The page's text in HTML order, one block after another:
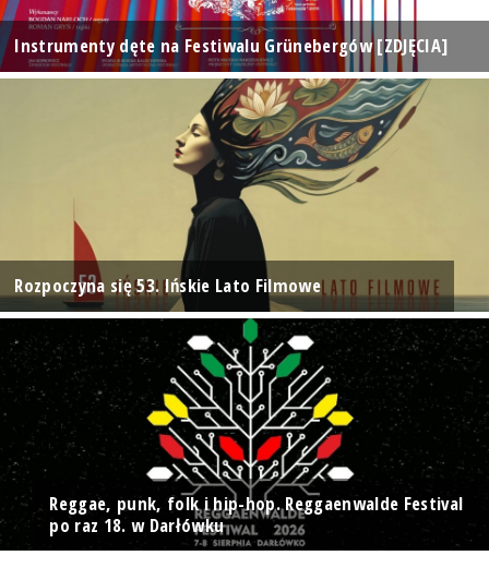
Instrumenty dęte na Festiwalu Grünebergów [ZDJĘCIA]
Rozpoczyna się 53. Ińskie Lato Filmowe
Reggae, punk, folk i hip-hop. Reggaenwalde Festival
po raz 18. w Darłówku